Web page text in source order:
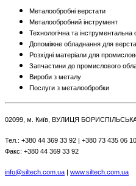
Металообробні верстати
Металообробний інструмент
Технологічна та інструментальна
Допоміжне обладнання для
Розхідні матеріали для
Запчастини до промислового
Вироби з металу
Послуги з металообробки
02099, м. Київ, ВУЛИЦЯ
Тел.: +380 44 369 33 92 | +380 73 435 06 10
Факс: +380 44 369 33 92
info@siltech.com.ua | www.siltech.com.ua